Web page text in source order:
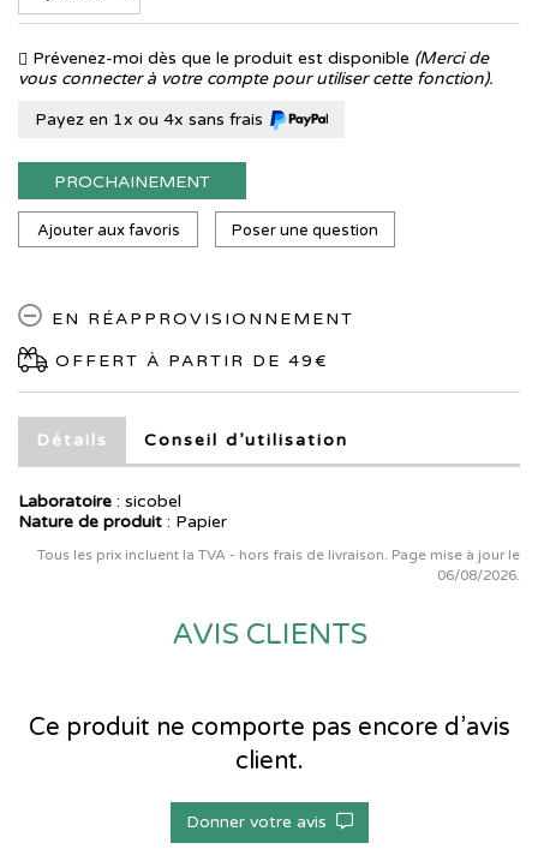
Prévenez-moi dès que le produit est disponible (Merci de
vous connecter à votre compte pour utiliser cette fonction).
Payez en 1x ou 4x sans frais
PROCHAINEMENT
Ajouter aux favoris Poser une question
EN RÉAPPROVISIONNEMENT
OFFERT À PARTIR DE 49€
Détails Conseil d’utilisation
Laboratoire : sicobel
Nature de produit : Papier
Tous les prix incluent la TVA - hors frais de livraison. Page mise à jour le
06/08/2026.
AVIS CLIENTS
Ce produit ne comporte pas encore d’avis
client.
Donner votre avis